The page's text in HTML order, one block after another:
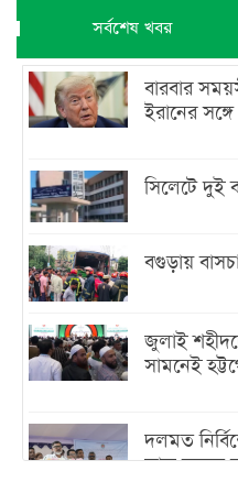
সর্বশেষ খবর
বারবার
ইরানের
সিলেটে দুই
বগুড়ায়
জুলাই
সামনেই
দলমত
কাজ করতে